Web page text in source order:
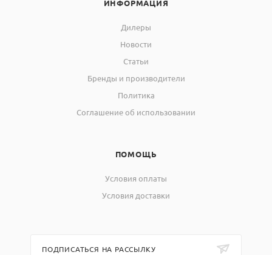
ИНФОРМАЦИЯ
Дилеры
Новости
Статьи
Бренды и производители
Политика
Соглашение об использовании
ПОМОЩЬ
Условия оплаты
Условия доставки
ПОДПИСАТЬСЯ НА РАССЫЛКУ